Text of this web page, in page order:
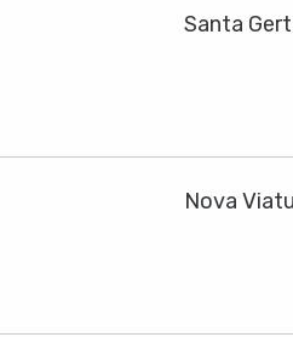
Santa
Nova